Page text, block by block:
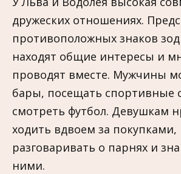
дружеских отношениях.
противоположных знаков
находят общие интересы и
проводят вместе. Мужчины
бары, посещать спортивные
смотреть футбол. Девушкам
ходить вдвоем за покупками,
разговаривать о парнях и
ними.